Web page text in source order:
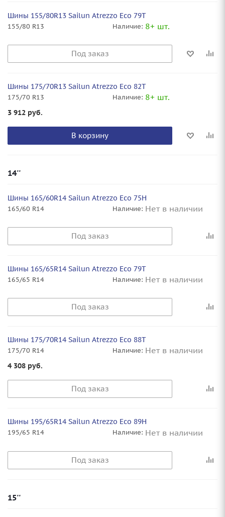
Шины 155/80R13 Sailun Atrezzo Eco 79T
155/80 R13 Наличие: 8+ шт.
Под заказ
Шины 175/70R13 Sailun Atrezzo Eco 82T
175/70 R13 Наличие: 8+ шт.
3 912 руб.
В корзину
14''
Шины 165/60R14 Sailun Atrezzo Eco 75H
165/60 R14 Наличие: Нет в наличии
Под заказ
Шины 165/65R14 Sailun Atrezzo Eco 79T
165/65 R14 Наличие: Нет в наличии
Под заказ
Шины 175/70R14 Sailun Atrezzo Eco 88T
175/70 R14 Наличие: Нет в наличии
4 308 руб.
Под заказ
Шины 195/65R14 Sailun Atrezzo Eco 89H
195/65 R14 Наличие: Нет в наличии
Под заказ
15''